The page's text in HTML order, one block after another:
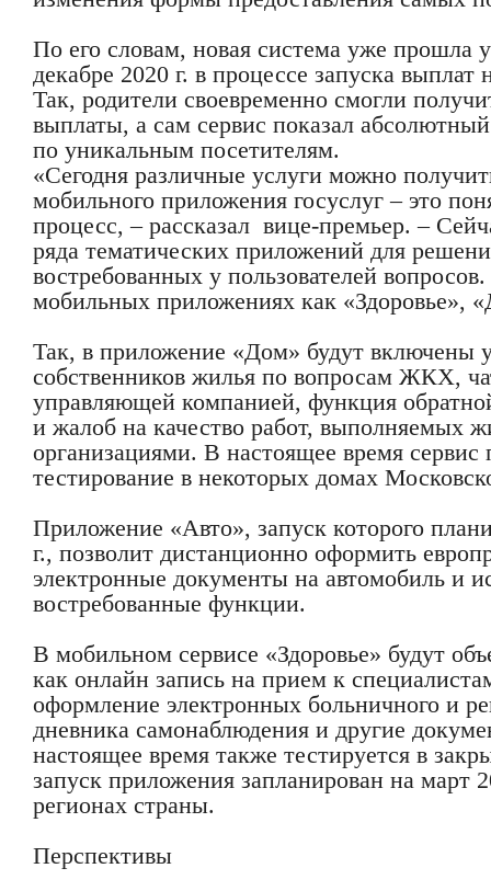
По его словам, новая система уже прошла
декабре 2020 г. в процессе запуска выплат
Так, родители своевременно смогли
выплаты, а сам сервис показал
по уникальным посетителям.
«Сегодня различные услуги можно
мобильного приложения госуслуг – это
процесс, – рассказал вице-премьер. –
ряда тематических приложений для
востребованных у пользователей
мобильных приложениях как «Здоровье»,
Так, в приложение «Дом» будут включены
собственников жилья по вопросам ЖКХ,
управляющей компанией, функция
и жалоб на качество работ, выполняемых
организациями. В настоящее время сервис
тестирование в некоторых домах
Приложение «Авто», запуск которого
г., позволит дистанционно оформить
электронные документы на автомобиль и
востребованные функции.
В мобильном сервисе «Здоровье» будут
как онлайн запись на прием к
оформление электронных больничного и
дневника самонаблюдения и другие
настоящее время также тестируется в
запуск приложения запланирован на март
регионах страны.
Перспективы